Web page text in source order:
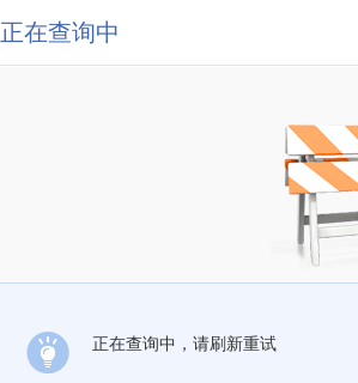
正在查询中
正在查询中，请刷新重试